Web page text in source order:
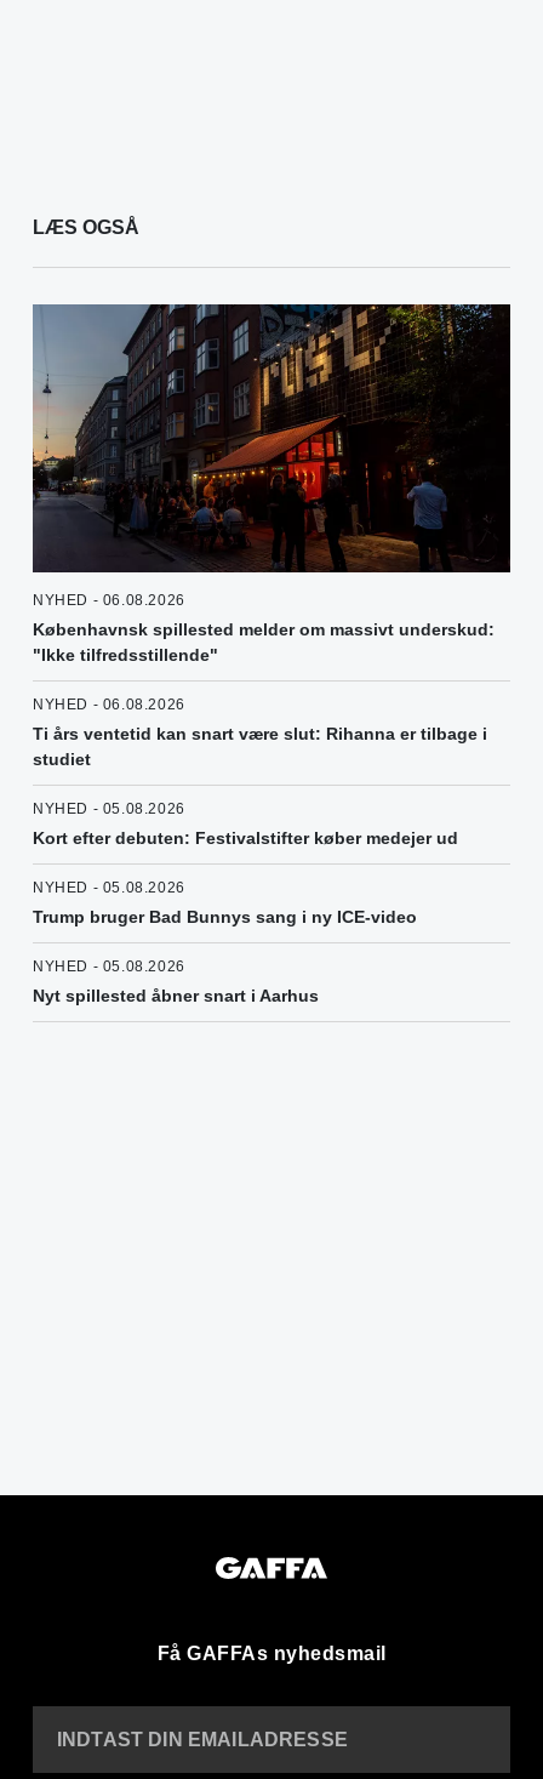
LÆS OGSÅ
NYHED - 06.08.2026
Københavnsk spillested melder om massivt underskud:
"Ikke tilfredsstillende"
NYHED - 06.08.2026
Ti års ventetid kan snart være slut: Rihanna er tilbage i
studiet
NYHED - 05.08.2026
Kort efter debuten: Festivalstifter køber medejer ud
NYHED - 05.08.2026
Trump bruger Bad Bunnys sang i ny ICE-video
NYHED - 05.08.2026
Nyt spillested åbner snart i Aarhus
Få GAFFAs nyhedsmail
INDTAST DIN EMAILADRESSE